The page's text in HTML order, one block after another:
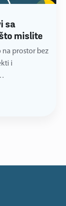
sa
mislite
na prostor bez
i